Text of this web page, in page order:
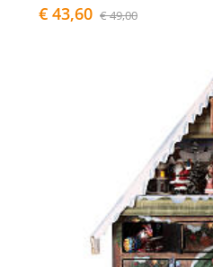
€ 43,60 € 49,00